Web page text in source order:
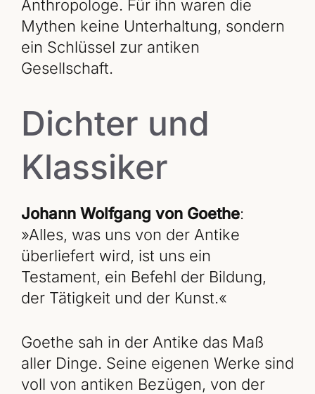
Anthropologe. Für ihn waren die
Mythen keine Unterhaltung, sondern
ein Schlüssel zur antiken
Gesellschaft.
Dichter und
Klassiker
Johann Wolfgang von Goethe:
»Alles, was uns von der Antike
überliefert wird, ist uns ein
Testament, ein Befehl der Bildung,
der Tätigkeit und der Kunst.«
Goethe sah in der Antike das Maß
aller Dinge. Seine eigenen Werke sind
voll von antiken Bezügen, von der